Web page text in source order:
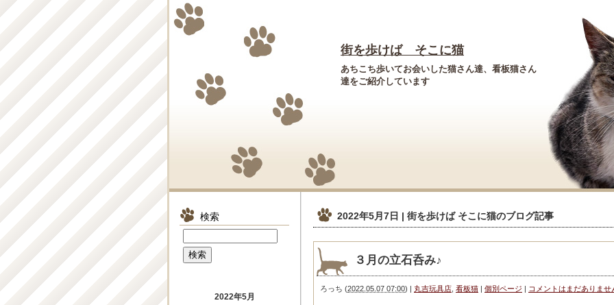
街を歩けば そこに猫
あちこち歩いてお会いした猫さん達、看板猫さん
達をご紹介しています
2022年5月7日 | 街を歩けば そこに猫のブログ記事
３月の立石呑み♪
ろっち (2022.05.07 07:00) | 丸吉玩具店 看板猫 | 個別ページ | コメントはまだありませ
検索
2022年5月